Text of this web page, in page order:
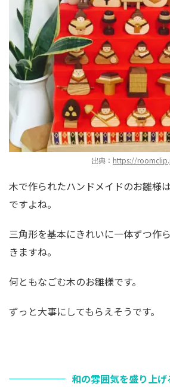
出典： https://
木で作られたハンドメイドのお雛様
ですよね。
三角形を基本にきれいに一体ずつ作
きますね。
何ともなごむ木のお雛様です。
ずっと大事にしてもらえそうです。
和の雰囲気を盛り上げ